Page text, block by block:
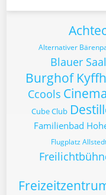
Alternativer
Blauer Saal
Burghof
Ccools
Cube Club
Familienbad
Flugplatz